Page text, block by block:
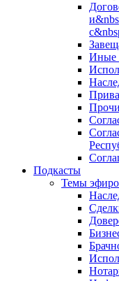
Иные
Подкасты
Темы